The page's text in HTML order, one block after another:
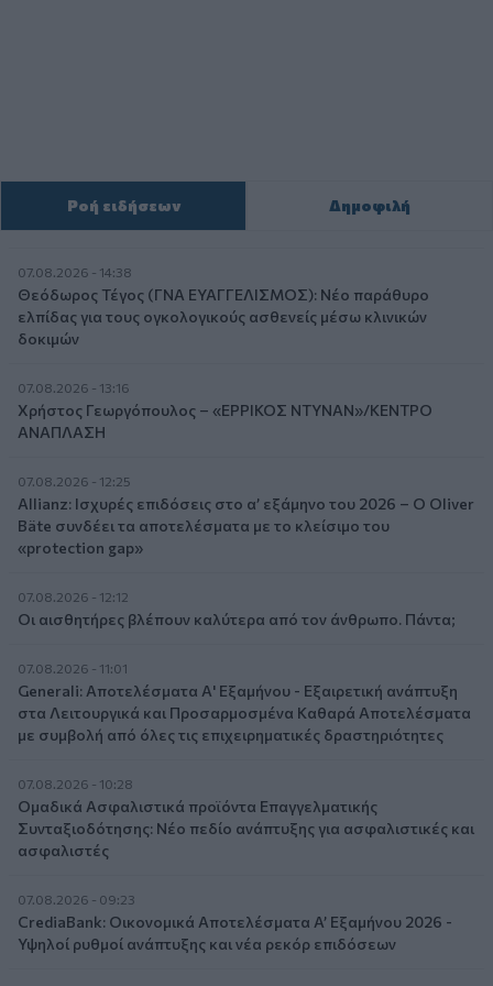
Ροή ειδήσεων Δημοφιλή
07.08.2026 - 14:38
Θεόδωρος Τέγος (ΓΝΑ ΕΥΑΓΓΕΛΙΣΜΟΣ): Νέο παράθυρο
ελπίδας για τους ογκολογικούς ασθενείς μέσω κλινικών
δοκιμών
07.08.2026 - 13:16
Χρήστος Γεωργόπουλος – «ΕΡΡΙΚΟΣ ΝΤΥΝΑΝ»/ΚΕΝΤΡΟ
ΑΝΑΠΛΑΣΗ
07.08.2026 - 12:25
Allianz: Ισχυρές επιδόσεις στο α’ εξάμηνο του 2026 – Ο Oliver
Bäte συνδέει τα αποτελέσματα με το κλείσιμο του
«protection gap»
07.08.2026 - 12:12
Οι αισθητήρες βλέπουν καλύτερα από τον άνθρωπο. Πάντα;
07.08.2026 - 11:01
Generali: Αποτελέσματα Α' Εξαμήνου - Εξαιρετική ανάπτυξη
στα Λειτουργικά και Προσαρμοσμένα Καθαρά Αποτελέσματα
με συμβολή από όλες τις επιχειρηματικές δραστηριότητες
07.08.2026 - 10:28
Ομαδικά Ασφαλιστικά προϊόντα Επαγγελματικής
Συνταξιοδότησης: Νέο πεδίο ανάπτυξης για ασφαλιστικές και
ασφαλιστές
07.08.2026 - 09:23
CrediaBank: Οικονομικά Αποτελέσματα A’ Εξαμήνου 2026 -
Υψηλοί ρυθμοί ανάπτυξης και νέα ρεκόρ επιδόσεων